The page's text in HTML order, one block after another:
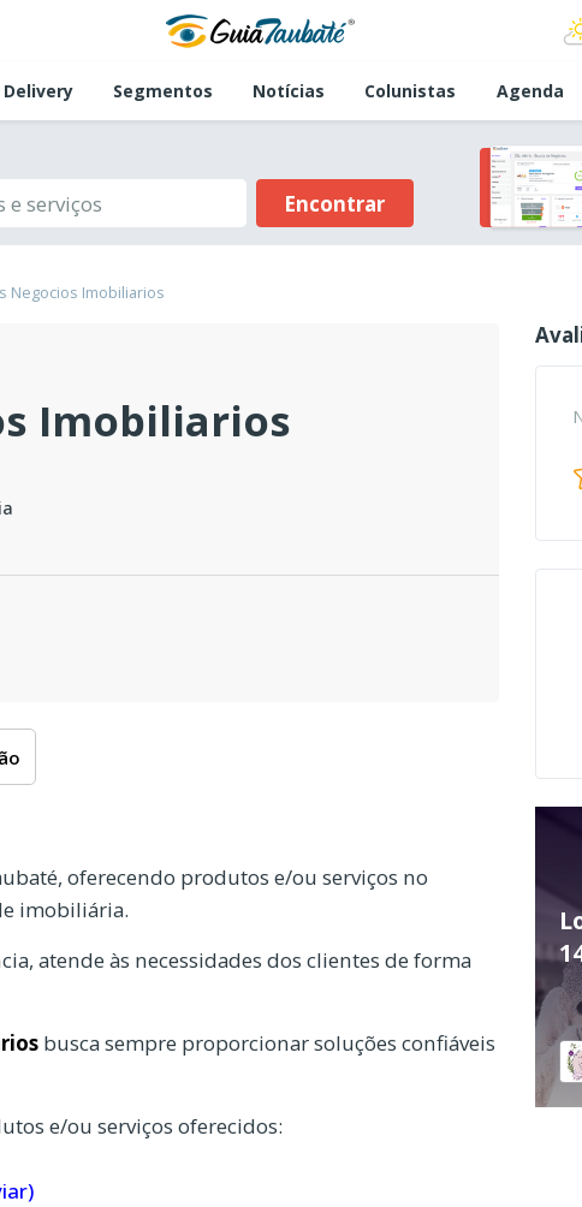
Segmentos Notícias Colunistas Agenda
Encontrar
Negocios Imobiliarios
Imobiliarios
oferecendo produtos e/ou serviços no
imobiliária.
atende às necessidades dos clientes de forma
busca sempre proporcionar soluções confiáveis
e/ou serviços oferecidos: